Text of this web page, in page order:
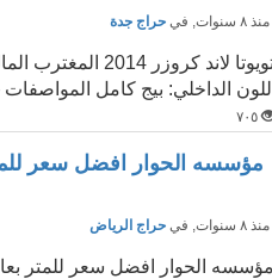
منذ ٨ سنوات , فيحراج جدة
اللون الداخلي: بيج كامل
٧٠٥
مؤسسه الحوار افضل سعر
منذ ٨ سنوات , فيحراج الرياض